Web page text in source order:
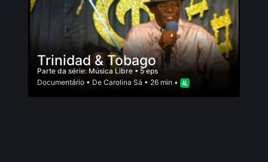
Trinidad & Tobago
Parte da série: Música Libre • 5 eps
Documentário • De Carolina Sá • 26 min •